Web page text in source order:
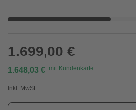
1.699,00 €
1.648,03 € mit Kundenkarte
Inkl. MwSt.